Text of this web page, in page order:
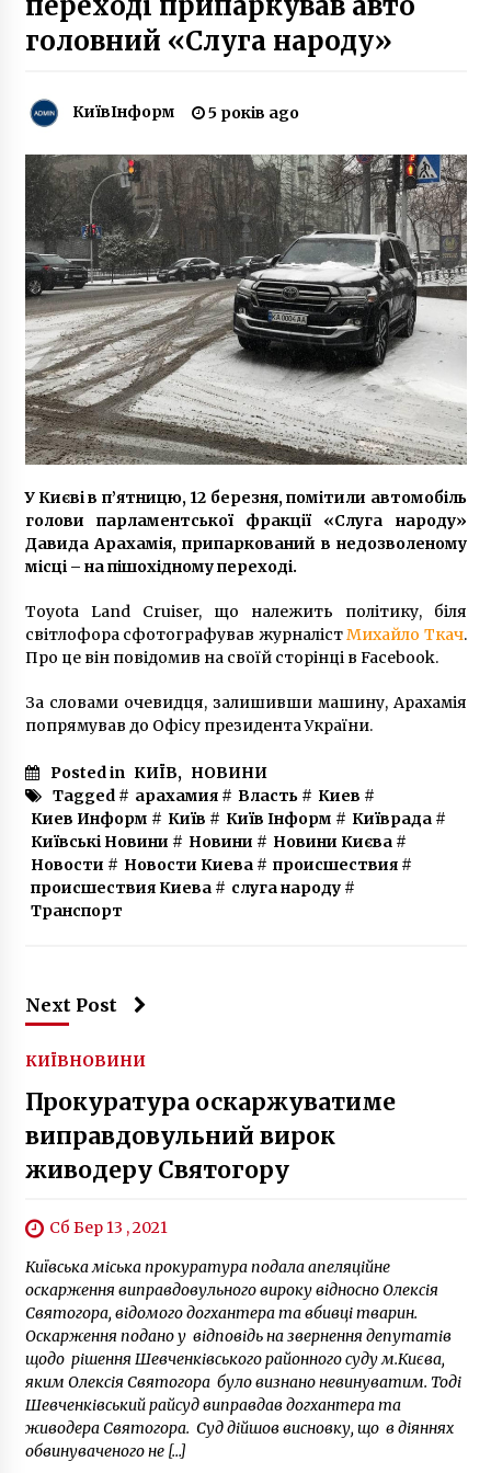
6 років ago
В Киевской области перевернулся автобус: 11
пострадавших
10 років ago
У столичних аптеках відкриваються пункти
вакцинації від грипу
5 років ago
Запасник музея общественного транспорта
Киева. Бывший Автобусный парк №3
10 років ago
В Києві сталась пожежа в будинку для літніх
5 років ago
головний «Слуга народу»
КиївІнформ 5 років ago
У Києві в п’ятницю, 12 березня, помітили автомобіль
голови парламентської фракції «Слуга народу»
Давида Арахамія, припаркований в недозволеному
місці – на пішохідному переході.
Toyota Land Cruiser, що належить політику, біля
світлофора сфотографував журналістМихайло Ткач.
Про це він повідомив на своїй сторінці в Facebook.
За словами очевидця, залишивши машину, Арахамія
попрямував до Офісу президента України.
Posted in КИЇВ, НОВИНИ
Tagged # арахамия# Власть# Киев #
Киев Информ # Київ # Київ Інформ # Київрада#
Київські Новини # Новини # Новини Києва#
Новости # Новости Киева# происшествия#
происшествия Киева# слуга народу#
Транспорт
Next Post
КИЇВНОВИНИ
Прокуратура оскаржуватиме
виправдовульний вирок
живодеру Святогору
Сб Бер 13 , 2021
Київська міська прокуратура подала апеляційне
оскарження виправдовульного вироку відносно Олексія
Святогора, відомого догхантера та вбивці тварин.
Оскарження подано у відповідь на звернення депутатів
щодо рішення Шевченківського районного суду м.Києва,
яким Олексія Святогора було визнано невинуватим. Тоді
Шевченківський райсуд виправдав догхантера та
живодера Святогора. Суд дійшов висновку, що в діяннях
обвинуваченого не […]